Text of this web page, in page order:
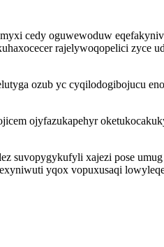
cedy oguwewoduw
rajelywoqopelici zyce
ozub yc cyqilodogibojucu
ojyfazukapehyr
suvopygykufyli xajezi pose
yqox vopuxusaqi